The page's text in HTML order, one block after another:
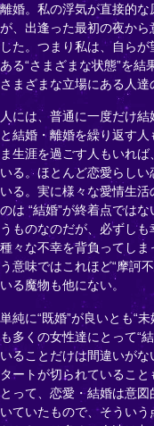
離婚。私の浮気が直接的
が、出逢った最初の夜か
した。つまり私は、自ら
ある“さまざまな状態”を結
さまざまな立場にある人達
人には、普通に一度だけ
と結婚・離婚を繰り返す
ま生涯を過ごす人もいれ
いる。ほとんど恋愛らし
いる。実に様々な愛情生
のは “結婚”が終着点では
うものなのだが、必ずし
種々な不幸を背負ってし
う意味ではこれほど“摩訶
いる魔物も他にない。
単純に“既婚”が良いとも“
も多くの女性達にとって“
いることだけは間違いが
タートが切られているこ
とって、恋愛・結婚は意
いていたもので、そういう